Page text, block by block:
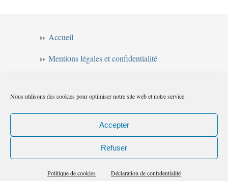
Nous utilisons des cookies pour optimiser notre site web et notre service.
Accepter
Refuser
Politique de cookies Déclaration de confidentialité
Accueil
Mentions légales et confidentialité
Forum de l’intuition
Politique de cookies (UE)